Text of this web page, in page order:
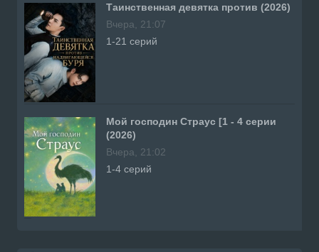
Таинственная девятка против (2026)
Вчера, 21:07
1-21 серий
Мой господин Страус [1 - 4 серии
(2026)
Вчера, 21:02
1-4 серий